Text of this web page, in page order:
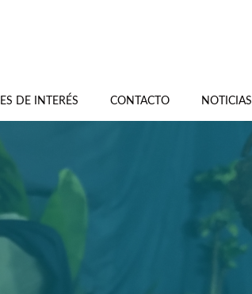
DE INTERÉS CONTACTO NOTICIAS